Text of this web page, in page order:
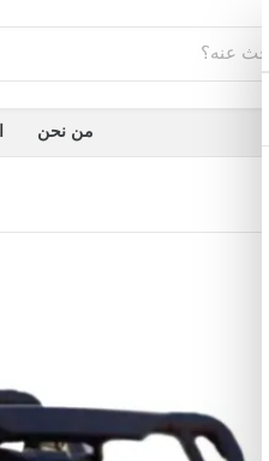
من نحن